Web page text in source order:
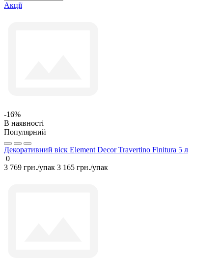
Акції
-16%
В наявності
Популярний
Декоративний віск Element Decor Travertino Finitura 5 л
0
3 769 грн./упак 3 165 грн./упак